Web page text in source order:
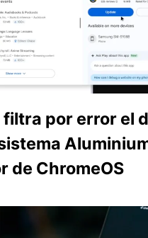
filtra por error el
de ChromeOS